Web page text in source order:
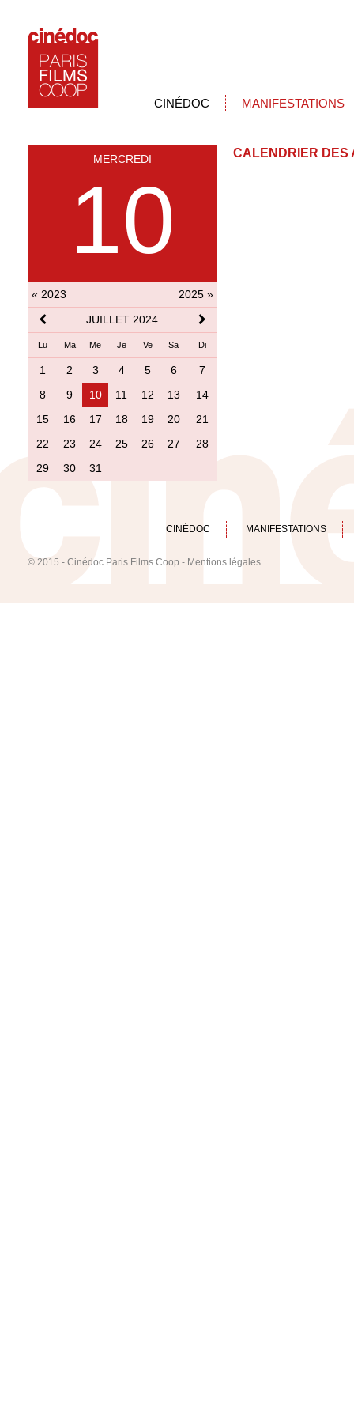
CINÉDOC MANIFESTATIONS
MERCREDI
10
« 2023
2025 »
JUILLET 2024
Lu Ma Me Je Ve Sa Di
1 2 3 4 5 6
7
8
9 10 11 12 13
14
15
16 17 18 19 20
21
22
23 24 25 26 27
28
29
30 31
CALENDRIER DES
CINÉDOC MANIFESTATIONS
© 2015 - Cinédoc Paris Films Coop - Mentions légales